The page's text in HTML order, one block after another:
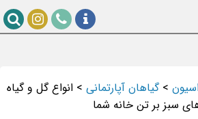
>گیاهان آپارتمانی>انواع گل و گیاه
سبز بر تن خانه شما